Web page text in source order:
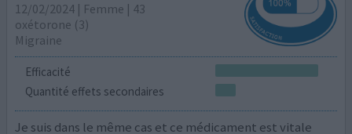
12/02/2024 | Femme | 43
oxétorone (3)
Migraine
Efficacité
Quantité effets secondaires
Je suis dans le même cas et ce médicament est vitale